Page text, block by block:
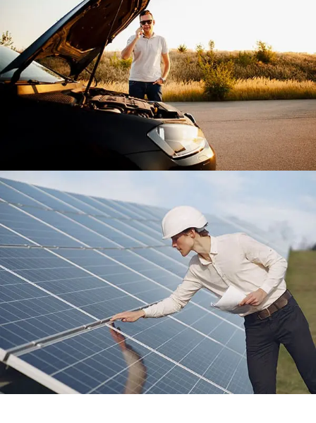
Her marka ve model araç
için akü satışı, montajı,
servisi
KEŞAN
7/24 YOL YARDIM
Aracınız ile yolda mı kaldınız?
BİZİ ARAYIN